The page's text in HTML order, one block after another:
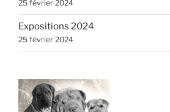
25 février 2024
Expositions 2024
25 février 2024